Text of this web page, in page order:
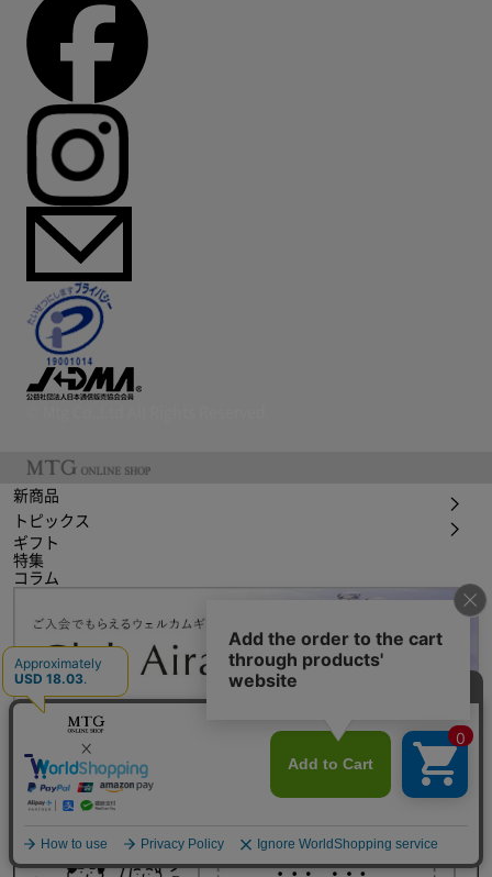
新商品
トピックス
ギフト
特集
コラム